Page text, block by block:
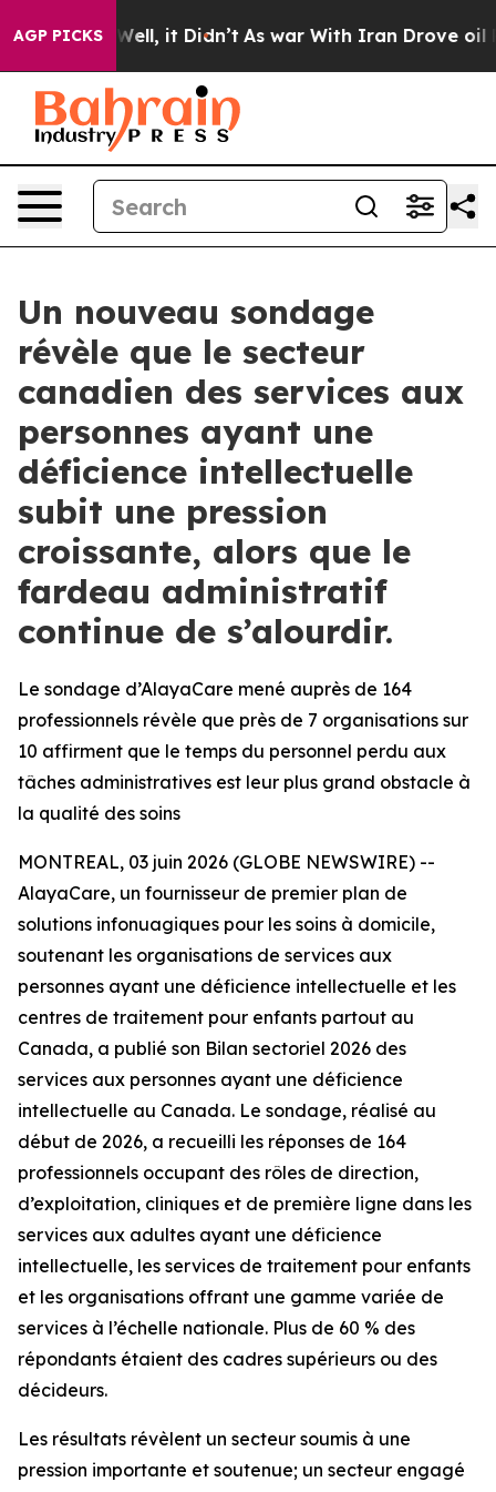
AGP PICKS
Well, it Didn’t As war With Iran Drove oil
Un nouveau sondage
révèle que le secteur
canadien des services aux
personnes ayant une
déficience intellectuelle
subit une pression
croissante, alors que le
fardeau administratif
continue de s’alourdir.
Le sondage d’AlayaCare mené auprès de 164
professionnels révèle que près de 7 organisations sur
10 affirment que le temps du personnel perdu aux
tâches administratives est leur plus grand obstacle à
la qualité des soins
MONTREAL, 03 juin 2026 (GLOBE NEWSWIRE) --
AlayaCare, un fournisseur de premier plan de
solutions infonuagiques pour les soins à domicile,
soutenant les organisations de services aux
personnes ayant une déficience intellectuelle et les
centres de traitement pour enfants partout au
Canada, a publié son Bilan sectoriel 2026 des
services aux personnes ayant une déficience
intellectuelle au Canada. Le sondage, réalisé au
début de 2026, a recueilli les réponses de 164
professionnels occupant des rôles de direction,
d’exploitation, cliniques et de première ligne dans les
services aux adultes ayant une déficience
intellectuelle, les services de traitement pour enfants
et les organisations offrant une gamme variée de
services à l’échelle nationale. Plus de 60 % des
répondants étaient des cadres supérieurs ou des
décideurs.
Les résultats révèlent un secteur soumis à une
pression importante et soutenue; un secteur engagé